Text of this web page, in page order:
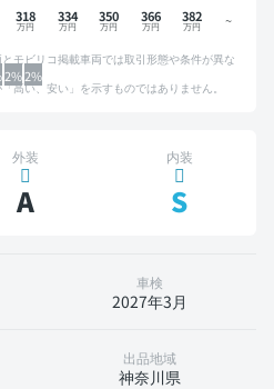
2%2%
318 334 350 366 382
モビリコ掲載車両では取引形態や条件が異な
高い、安い」を示すものではありません。
外装
A
内装
S
車検
2027年3月
出品地域
神奈川県